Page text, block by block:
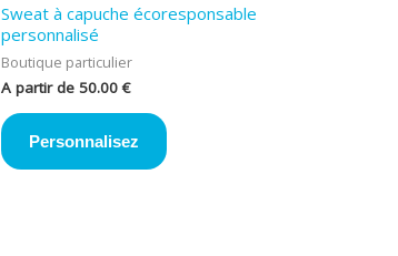
Sweat à capuche écoresponsable
personnalisé
Boutique particulier
A partir de 50.00€
Personnalisez